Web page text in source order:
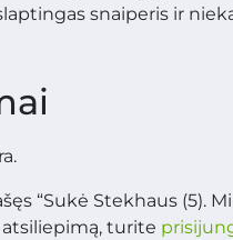
snaiperis ir
“Sukė Stekhaus (5).
turite